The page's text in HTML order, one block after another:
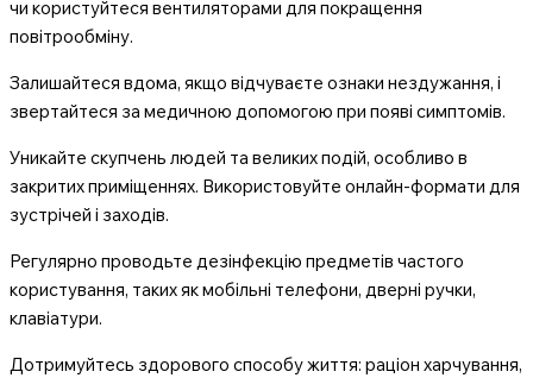
чи користуйтеся вентиляторами для покращення
повітрообміну.
Залишайтеся вдома, якщо відчуваєте ознаки нездужання, і
звертайтеся за медичною допомогою при появі симптомів.
Уникайте скупчень людей та великих подій, особливо в
закритих приміщеннях. Використовуйте онлайн-формати для
зустрічей і заходів.
Регулярно проводьте дезінфекцію предметів частого
користування, таких як мобільні телефони, дверні ручки,
клавіатури.
Дотримуйтесь здорового способу життя: раціон харчування,